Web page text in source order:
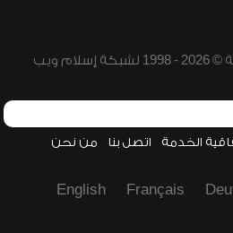
ويب
الخدمة اتصل بنا من نحن
Français
English